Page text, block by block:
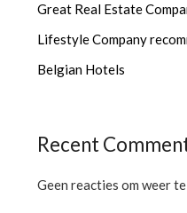
Great Real Estate
Lifestyle Company
Belgian Hotels
Recent
Geen reacties om weer